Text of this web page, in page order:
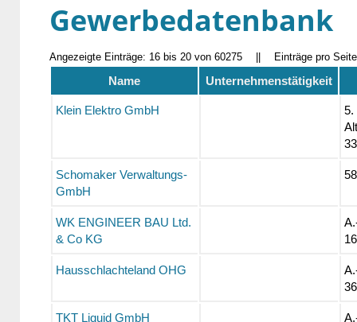
Gewerbedatenbank
Angezeigte Einträge: 16 bis 20 von 60275 Einträge pro
Name Unternehmenstätigkeit
Klein Elektro GmbH
5.
Schomaker Verwaltungs-
GmbH
WK ENGINEER BAU Ltd.
& Co KG
16
Hausschlachteland OHG
36
TKT Liquid GmbH